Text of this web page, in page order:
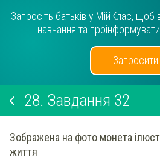
Запросіть батьків у МійКлас,
навчання та проінформувати
Запросити
28. Завдання 32
Зображена на фото монета
життя